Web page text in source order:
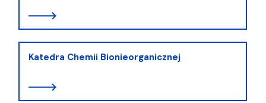
Katedra Chemii Bionieorganicznej